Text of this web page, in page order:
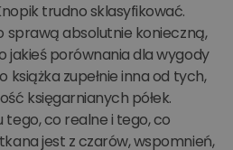
trudno sklasyfikować.
sprawą absolutnie konieczną,
jakieś porównania dla wygody
książka zupełnie inna od tych,
księgarnianych półek.
tego, co realne i tego, co
jest z czarów, wspomnień,